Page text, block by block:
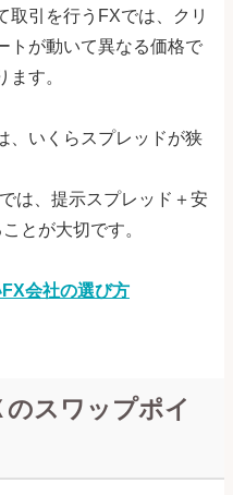
取引を行うFXでは、クリ
トが動いて異なる価格で
す。
、いくらスプレッドが狭
は、提示スプレッド＋安
とが大切です。
会社の選び方
スワップポイ